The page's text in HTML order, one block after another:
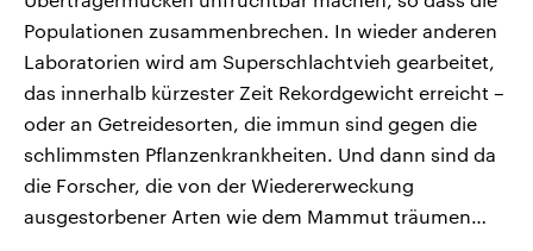
Populationen zusammenbrechen. In wieder anderen
Laboratorien wird am Superschlachtvieh gearbeitet,
das innerhalb kürzester Zeit Rekordgewicht erreicht –
oder an Getreidesorten, die immun sind gegen die
schlimmsten Pflanzenkrankheiten. Und dann sind da
die Forscher, die von der Wiedererweckung
ausgestorbener Arten wie dem Mammut träumen…